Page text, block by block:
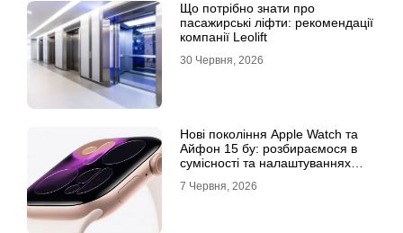
Що потрібно знати про
пасажирські ліфти: рекомендації
компанії Leolift
30 Червня, 2026
Нові покоління Apple Watch та
Айфон 15 бу: розбираємося в
сумісності та налаштуваннях
7 Червня, 2026